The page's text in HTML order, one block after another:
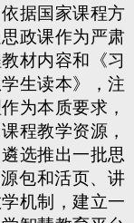
据国家课程方
政课作为严肃
材内容和《习
生读本》，注
为本质要求，
程教学资源，
选推出一批思
包和活页、讲
机制，建立一